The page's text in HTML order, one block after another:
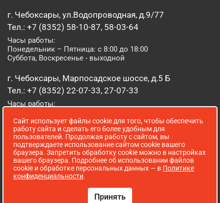
г. Чебоксары, ул.Водопроводная, д.9/77
Тел.: +7 (8352) 58-10-87, 58-03-64
Часы работы:
Понедельник – Пятница: с 8:00 до 18:00
Суббота, Воскресенье - выходной
г. Чебоксары, Марпосадское шоссе, д.5 Б
Тел.: +7 (8352) 22-07-33, 27-07-33
Часы работы:
Суббота, Воскресенье: с 8:00 до 16:00
г. Йошкар-Ола, ул. Луначарского, д. 52 А
Тел.: (8362) 41-07-31
Часы работы:
Понедельник – Пятница: с 8:00 до 18:00
Сайт использует файлы cookie для того, чтобы обеспечить
работу сайта и сделать его более удобным для
пользователей. Продолжая работу с сайтом, вы
подтверждаете использование сайтом cookie вашего
браузера. Запретить обработку cookie можно в настройках
вашего браузера. Подробнее об использовании файлов
cookie и обработке персональных данных — в Политике
конфиденциальности.
Принять